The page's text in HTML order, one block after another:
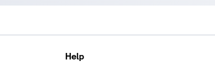
Help